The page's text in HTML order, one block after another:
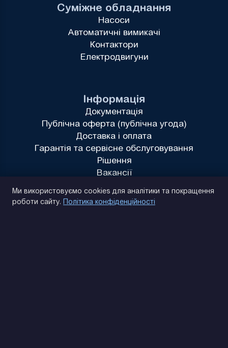
Інформація
Документація
Публічна оферта (публічна угода)
Доставка і оплата
Гарантія та сервісне обслуговування
Рішення
Вакансії
Суміжне обладнання
Насоси
Автоматичні вимикачі
Контактори
Електродвигуни
Ми використовуємо cookies для аналітики та покращення
роботи сайту. Політика конфіденційності